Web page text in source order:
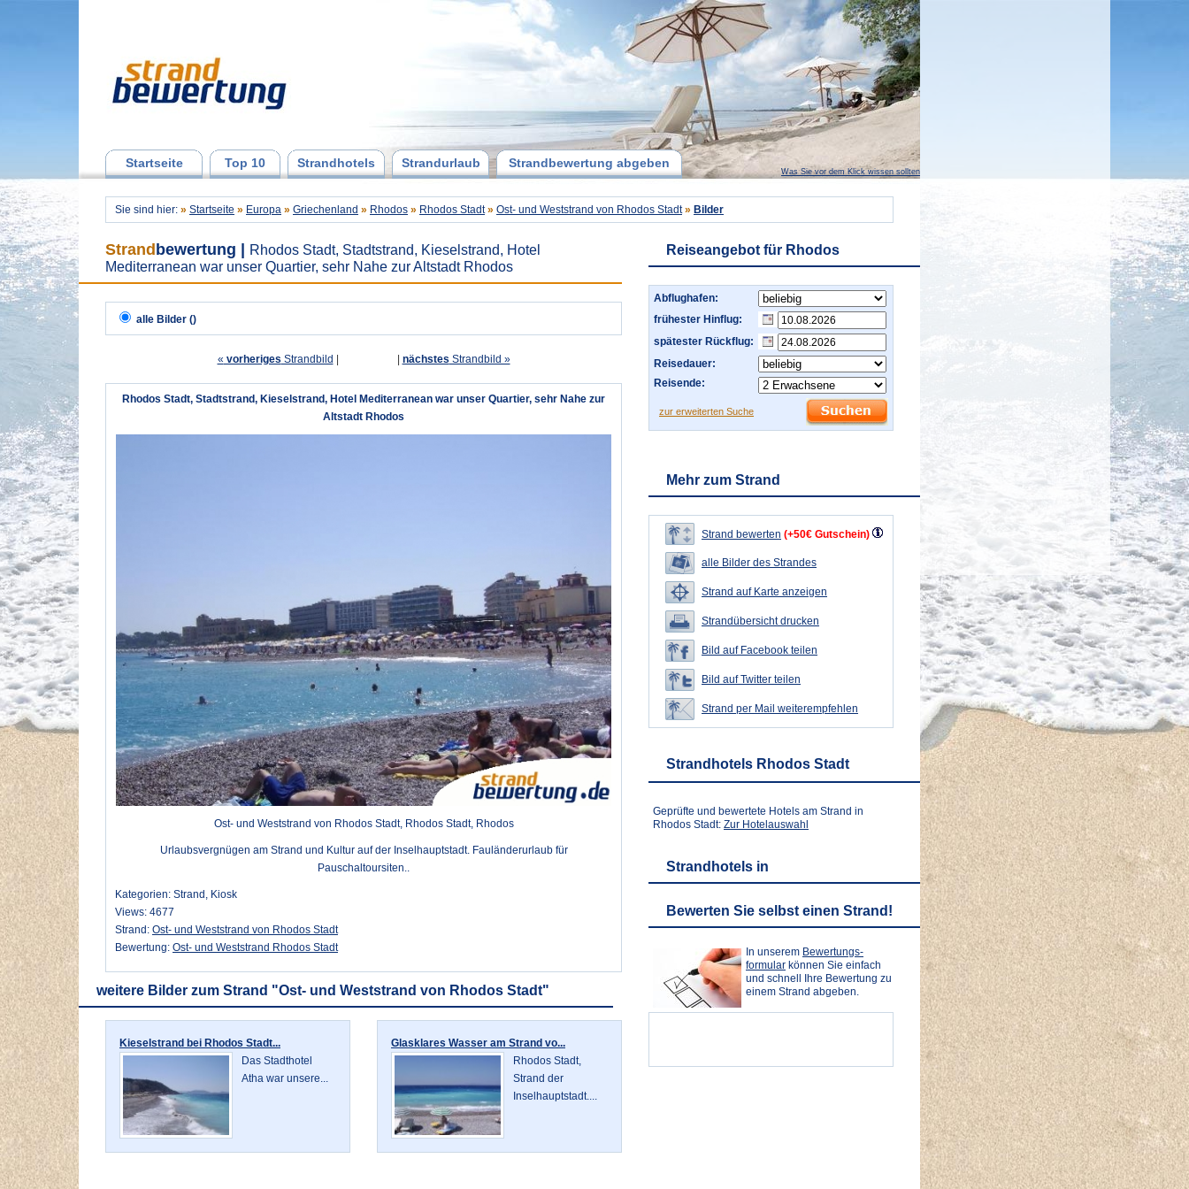
Startseite Top 10 Strandhotels Strandurlaub Strandbewertung abgeben
Was Sie vor dem Klick wissen sollten
Sie sind hier: » Startseite » Europa » Griechenland » Rhodos » Rhodos Stadt » Ost- und Weststrand von Rhodos Stadt » Bilder
Strand bewertung
Rhodos Stadt, Stadtstrand, Kieselstrand, Hotel
Mediterranean war unser Quartier, sehr Nahe zur Altstadt Rhodos
alle Bilder ()
« vorheriges Strandbild nächstes Strandbild »
Rhodos Stadt, Stadtstrand, Kieselstrand, Hotel Mediterranean war unser Quartier, sehr Nahe zur
Altstadt Rhodos
Ost- und Weststrand von Rhodos Stadt, Rhodos Stadt, Rhodos
Urlaubsvergnügen am Strand und Kultur auf der Inselhauptstadt. Fauländerurlaub für
Pauschaltoursiten..
Kategorien: Strand, Kiosk
Views: 4677
Strand: Ost- und Weststrand von Rhodos Stadt
Bewertung: Ost- und Weststrand Rhodos Stadt
weitere Bilder zum Strand "Ost- und Weststrand von Rhodos Stadt"
Kieselstrand bei Rhodos Stadt...
Das Stadthotel
Atha war unsere...
Glasklares Wasser am Strand vo...
Rhodos Stadt,
Strand der
Inselhauptstadt....
Reiseangebot für Rhodos
Abflughafen:
frühester Hinflug:
spätester Rückflug:
Reisedauer:
Reisende:
zur erweiterten Suche
Mehr zum Strand
Strand bewerten (+50€ Gutschein)
alle Bilder des Strandes
Strand auf Karte anzeigen
Strandübersicht drucken
Bild auf Facebook teilen
Bild auf Twitter teilen
Strand per Mail weiterempfehlen
Strandhotels Rhodos Stadt
Geprüfte und bewertete Hotels am Strand in
Rhodos Stadt: Zur Hotelauswahl
Strandhotels in
Bewerten Sie selbst einen Strand!
In unserem Bewertungs-
formular können Sie einfach
und schnell Ihre Bewertung zu
einem Strand abgeben.